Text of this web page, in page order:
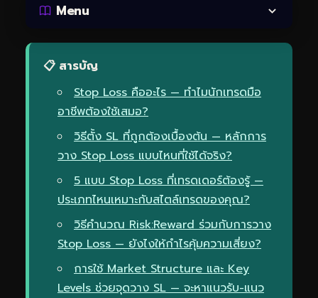
Menu
📋 สารบัญ
Stop Loss คืออะไร — ทำไมนักเทรดมือ
อาชีพต้องใช้เสมอ?
วิธีตั้ง SL ที่ถูกต้องเบื้องต้น — หลักการ
วาง Stop Loss แบบไหนที่ใช้ได้จริง?
5 แบบ Stop Loss ที่เทรดเดอร์ต้องรู้ —
ประเภทไหนเหมาะกับสไตล์เทรดของคุณ?
วิธีคำนวณ Risk:Reward ร่วมกับการวาง
Stop Loss — ยังไงให้กำไรคุ้มความเสี่ยง?
การใช้ Market Structure และ Key
Levels ช่วยจุดวาง SL — จะหาแนวรับ-แนว